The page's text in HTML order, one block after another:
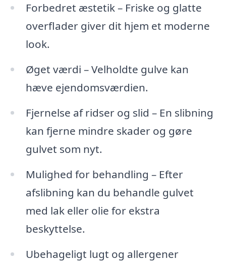
Forbedret æstetik – Friske og glatte
overflader giver dit hjem et moderne
look.
Øget værdi – Velholdte gulve kan
hæve ejendomsværdien.
Fjernelse af ridser og slid – En slibning
kan fjerne mindre skader og gøre
gulvet som nyt.
Mulighed for behandling – Efter
afslibning kan du behandle gulvet
med lak eller olie for ekstra
beskyttelse.
Ubehageligt lugt og allergener